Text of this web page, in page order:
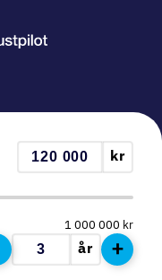
kr
1 000 000 kr
år +